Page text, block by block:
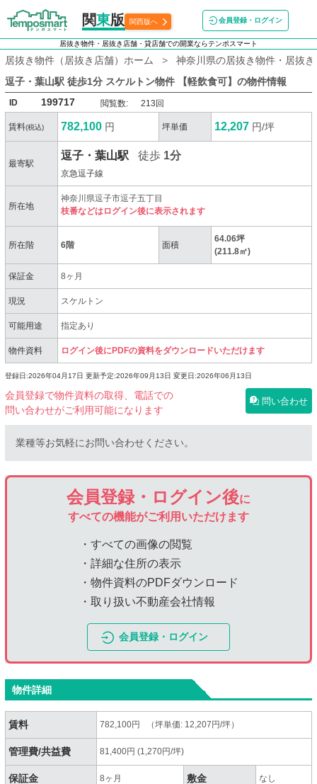
関東版 関西版へ 会員登録・ログイン
居抜き物件・居抜き店舗・貸店舗での開業ならテンポスマート
居抜き物件（居抜き店舗）ホーム
神奈川県の居抜き物件・居抜
逗子・葉山駅 徒歩1分 スケルトン物件 【軽飲食可】 の物件情報
ID 199717 閲覧数: 213回
賃料(税込) 782,100 円 坪単価 12,207 円/坪
最寄駅
逗子・葉山駅 徒歩 1分
京急逗子線
所在地
神奈川県逗子市逗子五丁目
枝番などはログイン後に表示されます
所在階 6階 面積
64.06坪
(211.8㎡)
保証金 8ヶ月
現況 スケルトン
可能用途 指定あり
物件資料 ログイン後にPDFの資料をダウンロードいただけます
登録日:2026年04月17日 更新予定:2026年09月13日 変更日:2026年06月13日
会員登録で物件資料の取得、電話での
問い合わせがご利用可能になります
問い合わせ
業種等お気軽にお問い合わせください。
会員登録・ログイン後に
すべての機能がご利用いただけます
・すべての画像の閲覧
・詳細な住所の表示
・物件資料のPDFダウンロード
・取り扱い不動産会社情報
会員登録・ログイン
物件詳細
賃料 782,100円 （坪単価: 12,207円/坪）
管理費/共益費 81,400円 (1,270円/坪)
保証金 8ヶ月 敷金 なし